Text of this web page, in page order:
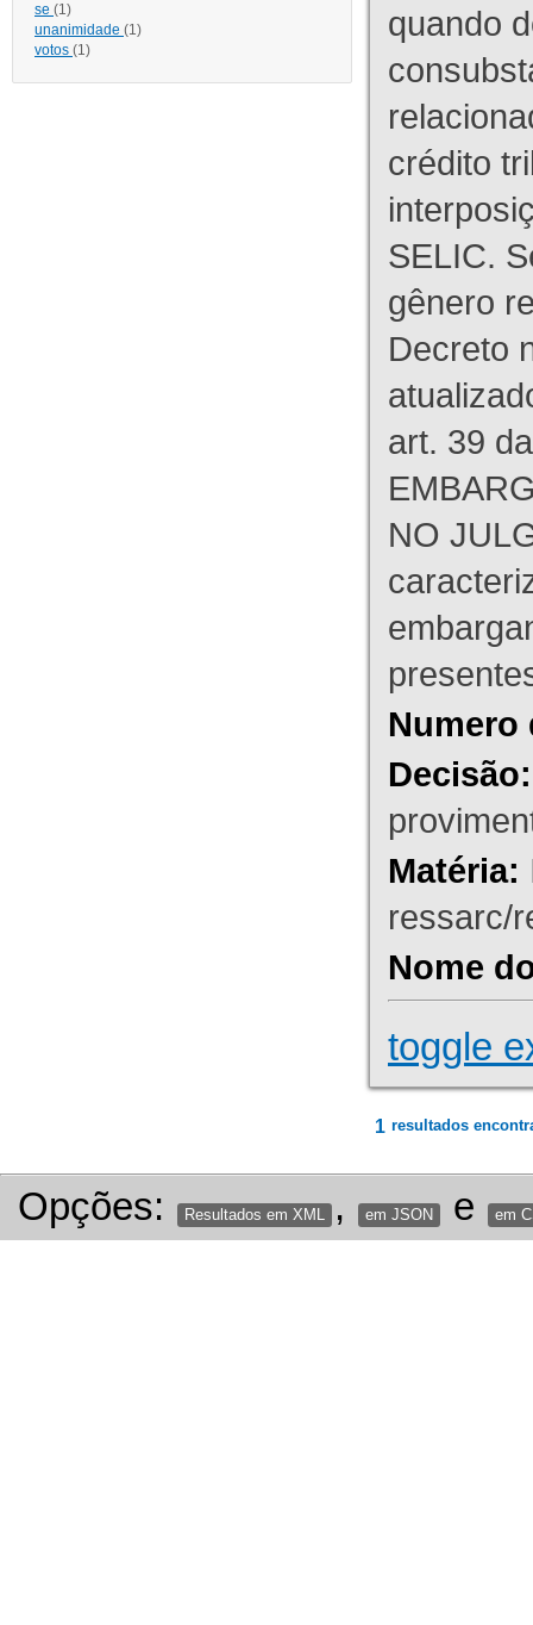
se (1)
unanimidade (1)
votos (1)
quando
crédito
SELIC.
gênero
Decreto
art. 39
NO
Numero
Decisão:
Matéria:
ressarc/
Nome
toggle
1 resultados
Opções: Resultados em XML , em JSON e em